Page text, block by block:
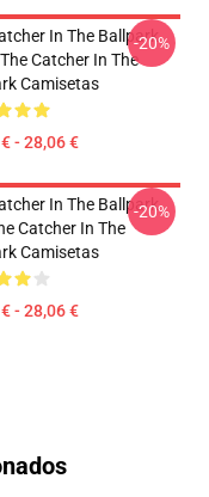
In The Ballpark
Catcher In The
Camisetas
- 28,06 €
-20%
In The Ballpark
Catcher In The
Camisetas
- 28,06 €
-20%